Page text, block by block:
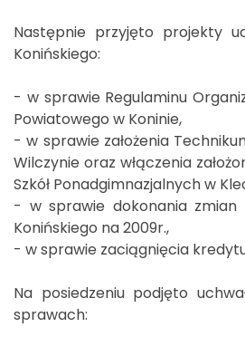
Następnie przyjęto projekty
Konińskiego:
- w sprawie Regulaminu
Powiatowego w Koninie,
- w sprawie założenia
Wilczynie oraz włączenia
Szkół Ponadgimnazjalnych w
- w sprawie dokonania zmian
Konińskiego na 2009r.,
- w sprawie zaciągnięcia
Na posiedzeniu podjęto
sprawach: